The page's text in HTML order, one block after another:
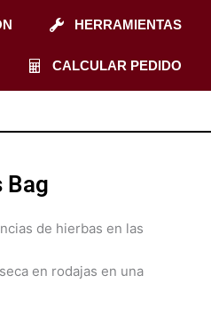
HERRAMIENTAS
CALCULAR PEDIDO
Bag
de hierbas en las
en rodajas en una